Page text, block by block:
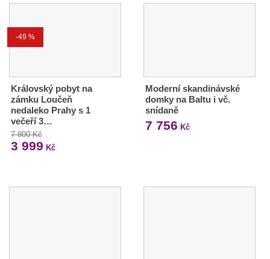
-49 %
Královský pobyt na
zámku Loučeň
nedaleko Prahy s 1
večeří 3…
7 800 Kč
3 999 Kč
Moderní skandinávské
domky na Baltu i vč.
snídaně
7 756 Kč